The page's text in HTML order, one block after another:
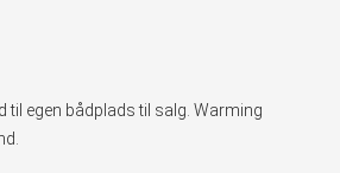
til egen bådplads til salg. Warming